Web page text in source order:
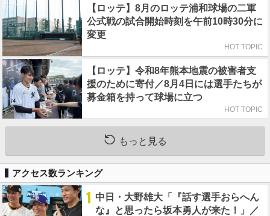
【ロッテ】8月のロッテ浦和球場の二軍
公式戦の試合開始時刻を午前10時30分に
変更
HOT TOPIC
【ロッテ】令和8年熊本地震の被害者支
援のために寄付／8月4日には選手たちが
募金箱を持って球場に立つ
HOT TOPIC
もっと見る
アクセス数ランキング
1 中日・大野雄大「『話す選手おらへん
な』と思ったら坂本勇人が来た！」／